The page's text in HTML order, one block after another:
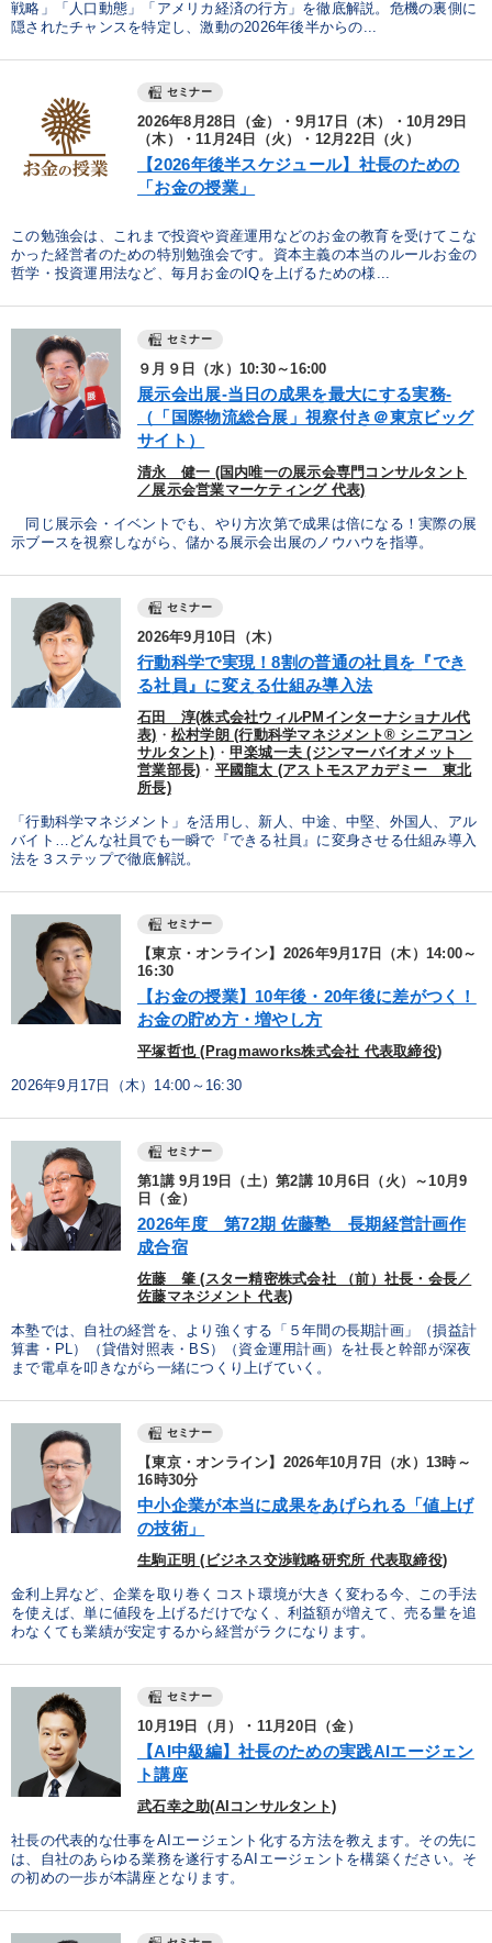
戦略」「人口動態」「アメリカ経済の行方」を徹底解説。危機の裏側に
隠されたチャンスを特定し、激動の2026年後半からの...
セミナー
2026年8月28日（金）・9月17日（木）・10月29日
（木）・11月24日（火）・12月22日（火）
【2026年後半スケジュール】社長のための
「お金の授業」
この勉強会は、これまで投資や資産運用などのお金の教育を受けてこな
かった経営者のための特別勉強会です。資本主義の本当のルールお金の
哲学・投資運用法など、毎月お金のIQを上げるための様...
セミナー
９月９日（水）10:30～16:00
展示会出展-当日の成果を最大にする実務-
（「国際物流総合展」視察付き＠東京ビッグ
サイト）
清永 健一 (国内唯一の展示会専門コンサルタント
／展示会営業マーケティング 代表)
同じ展示会・イベントでも、やり方次第で成果は倍になる！実際の展
示ブースを視察しながら、儲かる展示会出展のノウハウを指導。
セミナー
2026年9月10日（木）
行動科学で実現！8割の普通の社員を『でき
る社員』に変える仕組み導入法
石田 淳(株式会社ウィルPMインターナショナル代
表) ・ 松村学朗 (行動科学マネジメント® シニアコン
サルタント) ・ 甲楽城一夫 (ジンマーバイオメット
営業部長) ・ 平國龍太 (アストモスアカデミー 東北
所長)
「行動科学マネジメント」を活用し、新人、中途、中堅、外国人、アル
バイト…どんな社員でも一瞬で『できる社員』に変身させる仕組み導入
法を３ステップで徹底解説。
セミナー
【東京・オンライン】2026年9月17日（木）14:00～
16:30
【お金の授業】10年後・20年後に差がつく！
お金の貯め方・増やし方
平塚哲也 (Pragmaworks株式会社 代表取締役)
2026年9月17日（木）14:00～16:30
セミナー
第1講 9月19日（土）第2講 10月6日（火）～10月9
日（金）
2026年度 第72期 佐藤塾 長期経営計画作
成合宿
佐藤 肇 (スター精密株式会社 （前）社長・会長／
佐藤マネジメント 代表)
本塾では、自社の経営を、より強くする「５年間の長期計画」（損益計
算書・PL）（貸借対照表・BS）（資金運用計画）を社長と幹部が深夜
まで電卓を叩きながら一緒につくり上げていく。
セミナー
【東京・オンライン】2026年10月7日（水）13時～
16時30分
中小企業が本当に成果をあげられる「値上げ
の技術」
生駒正明 (ビジネス交渉戦略研究所 代表取締役)
金利上昇など、企業を取り巻くコスト環境が大きく変わる今、この手法
を使えば、単に値段を上げるだけでなく、利益額が増えて、売る量を追
わなくても業績が安定するから経営がラクになります。
セミナー
10月19日（月）・11月20日（金）
【AI中級編】社長のための実践AIエージェン
ト講座
武石幸之助(AIコンサルタント)
社長の代表的な仕事をAIエージェント化する方法を教えます。その先に
は、自社のあらゆる業務を遂行するAIエージェントを構築ください。そ
の初めの一歩が本講座となります。